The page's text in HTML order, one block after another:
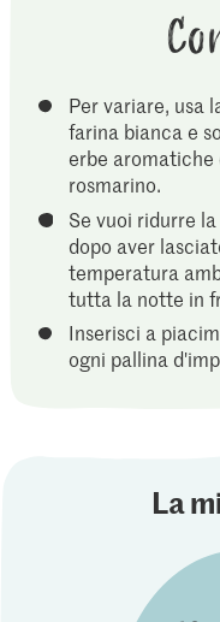
Per variare, usa
farina bianca e
erbe aromatiche
rosmarino.
Se vuoi ridurre
dopo aver
temperatura
tutta la notte in
Inserisci a
ogni pallina
La